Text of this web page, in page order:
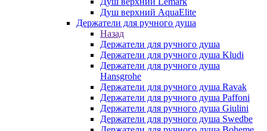
Душ верхний AquaElite
Держатели для ручного душа
Назад
Держатели для ручного душа
Держатели для ручного душа Kludi
Держатели для ручного душа
Hansgrohe
Держатели для ручного душа Ravak
Держатели для ручного душа Paffoni
Держатели для ручного душа Giulini
Держатели для ручного душа Swedbe